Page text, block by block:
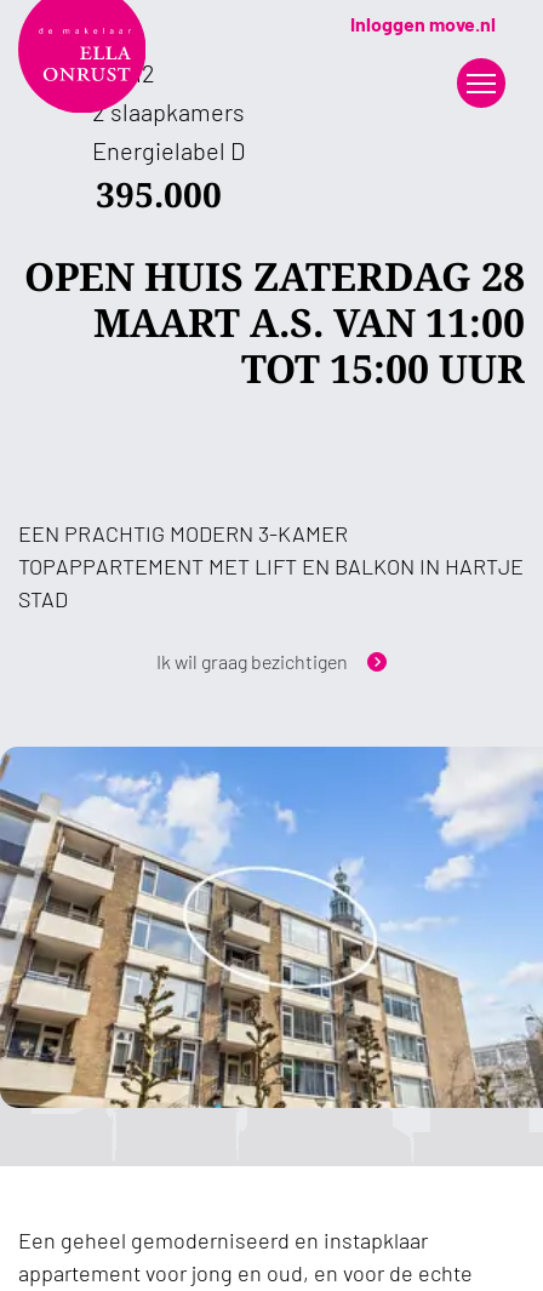
Inloggen move.nl
85 m2
2 slaapkamers
Energielabel D
395.000
OPEN HUIS ZATERDAG 28
MAART A.S. VAN 11:00
TOT 15:00 UUR
EEN PRACHTIG MODERN 3-KAMER
TOPAPPARTEMENT MET LIFT EN BALKON IN HARTJE
STAD
Ik wil graag bezichtigen
Een geheel gemoderniseerd en instapklaar
appartement voor jong en oud, en voor de echte